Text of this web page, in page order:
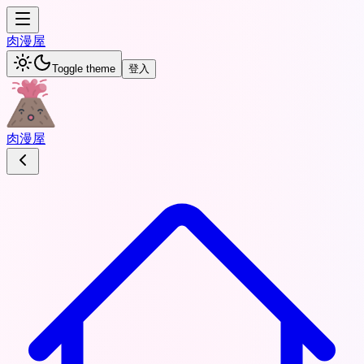
肉漫屋
Toggle theme 登入
肉漫屋